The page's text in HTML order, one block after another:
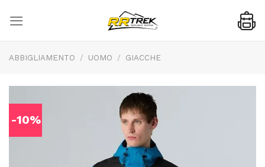
content
ABBIGLIAMENTO / UOMO / GIACCHE
-10%